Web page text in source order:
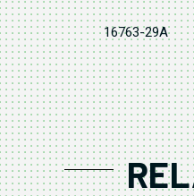
16763-29A